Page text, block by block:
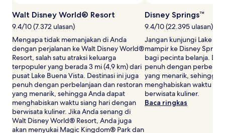
mungkin
Walt Disney World® Resort
9.4/10 (7.372 ulasan)
Mengapa tidak memanjakan di Anda
dengan perjalanan ke Walt Disney World®
Resort, salah satu atraksi keluarga
terpopuler yang berada 3 mi (4,9 km) dari
pusat Lake Buena Vista. Destinasi ini juga
penuh dengan perbelanjaan dan restoran
yang menarik, sehingga Anda dapat
menghabiskan waktu siang hari dengan
berwisata kuliner. Jika Anda senang di
Walt Disney World® Resort, Anda juga
akan menyukai Magic Kingdom® Park dan
Disney Springs™
9.4/10 (22.395 ulasan)
Jangan kunjungi Lake
mampir ke Disney
bagi pecinta belanja.
penuh dengan
yang menarik, sehingga
menghabiskan waktu
berwisata kuliner.
Baca ringkas